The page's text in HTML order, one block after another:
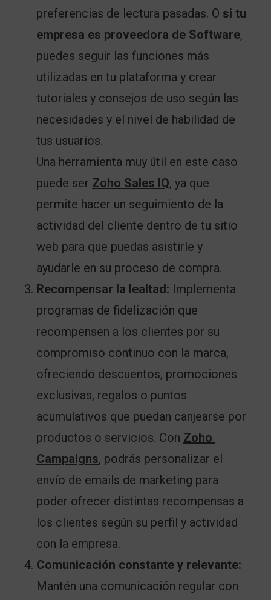
preferencias de lectura pasadas. O si tu
empresa es proveedora de Software,
puedes seguir las funciones más
utilizadas en tu plataforma y crear
tutoriales y consejos de uso según las
necesidades y el nivel de habilidad de
tus usuarios.
Una herramienta muy útil en este caso
puede ser Zoho Sales IQ, ya que
permite hacer un seguimiento de la
actividad del cliente dentro de tu sitio
web para que puedas asistirle y
ayudarle en su proceso de compra.
Recompensar la lealtad: Implementa
programas de fidelización que
recompensen a los clientes por su
compromiso continuo con la marca,
ofreciendo descuentos, promociones
exclusivas, regalos o puntos
acumulativos que puedan canjearse por
productos o servicios. Con Zoho
Campaigns, podrás personalizar el
envío de emails de marketing para
poder ofrecer distintas recompensas a
los clientes según su perfil y actividad
con la empresa.
Comunicación constante y relevante:
Mantén una comunicación regular con